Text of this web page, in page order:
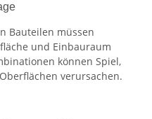
Bauteilen müssen
und Einbauraum
können Spiel,
verursachen.